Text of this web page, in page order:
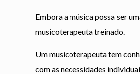
Embora a música possa ser
musicoterapeuta treinado.
Um musicoterapeuta tem
com as necessidades